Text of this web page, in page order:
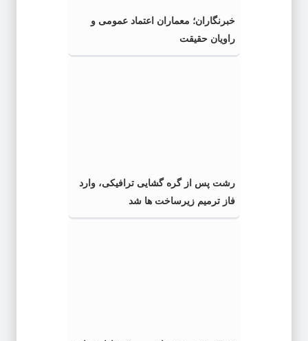
خبرنگاران؛ معماران اعتماد عمومی و
راویان حقیقت
رشت پس از گره گشایی ترافیکی، وارد
فاز ترمیم زیرساخت ها شد